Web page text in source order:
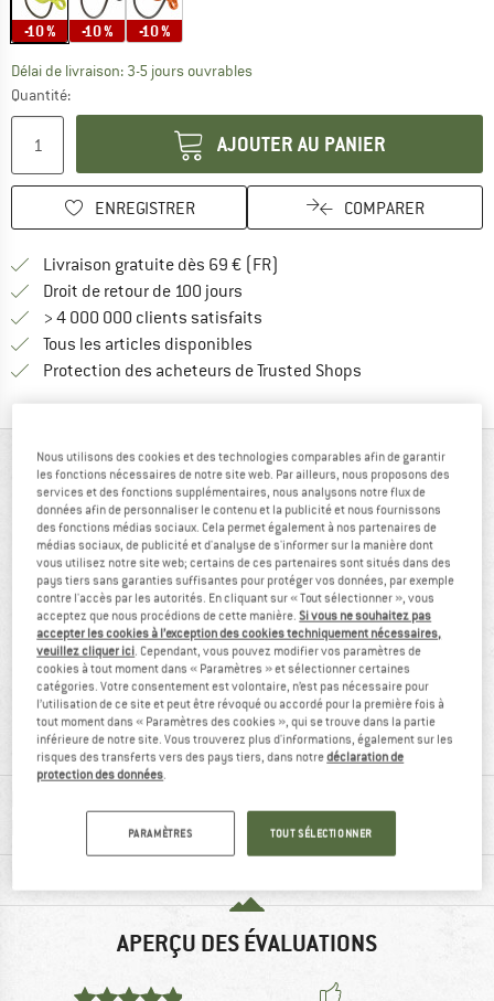
-10 % -10 % -10 %
Délai de livraison: 3-5 jours ouvrablesLe lien s'ouvre dans une boîte
Quantité:
AJOUTER AU PANIER
ENREGISTRER COMPARER
Livraison gratuite dès 69 € (FR)
Droit de retour de 100 jours
> 4 000 000 clients satisfaits
Tous les articles disponibles
Protection des acheteurs de Trusted Shops
VUE D'ENSEMBLE
Tuber ultra léger avec poignet pratique
recommandé à
100 %
72 g
FONCTIONNALITÉS
APERÇU DES ÉVALUATIONS
Nous utilisons des cookies et des technologies comparables afin de garantir
les fonctions nécessaires de notre site web. Par ailleurs, nous proposons des
services et des fonctions supplémentaires, nous analysons notre flux de
données afin de personnaliser le contenu et la publicité et nous fournissons
des fonctions médias sociaux. Cela permet également à nos partenaires de
médias sociaux, de publicité et d'analyse de s'informer sur la manière dont
vous utilisez notre site web; certains de ces partenaires sont situés dans des
pays tiers sans garanties suffisantes pour protéger vos données, par exemple
contre l'accès par les autorités. En cliquant sur « Tout sélectionner », vous
acceptez que nous procédions de cette manière.Si vous ne souhaitez pas
accepter les cookies à l’exception des cookies techniquement nécessaires,
veuillez cliquer ici. Cependant, vous pouvez modifier vos paramètres de
cookies à tout moment dans « Paramètres » et sélectionner certaines
catégories. Votre consentement est volontaire, n’est pas nécessaire pour
l’utilisation de ce site et peut être révoqué ou accordé pour la première fois à
tout moment dans « Paramètres des cookies », qui se trouve dans la partie
inférieure de notre site. Vous trouverez plus d'informations, également sur les
risques des transferts vers des pays tiers, dans notredéclaration de
protection des données.
PARAMÈTRES TOUT SÉLECTIONNER